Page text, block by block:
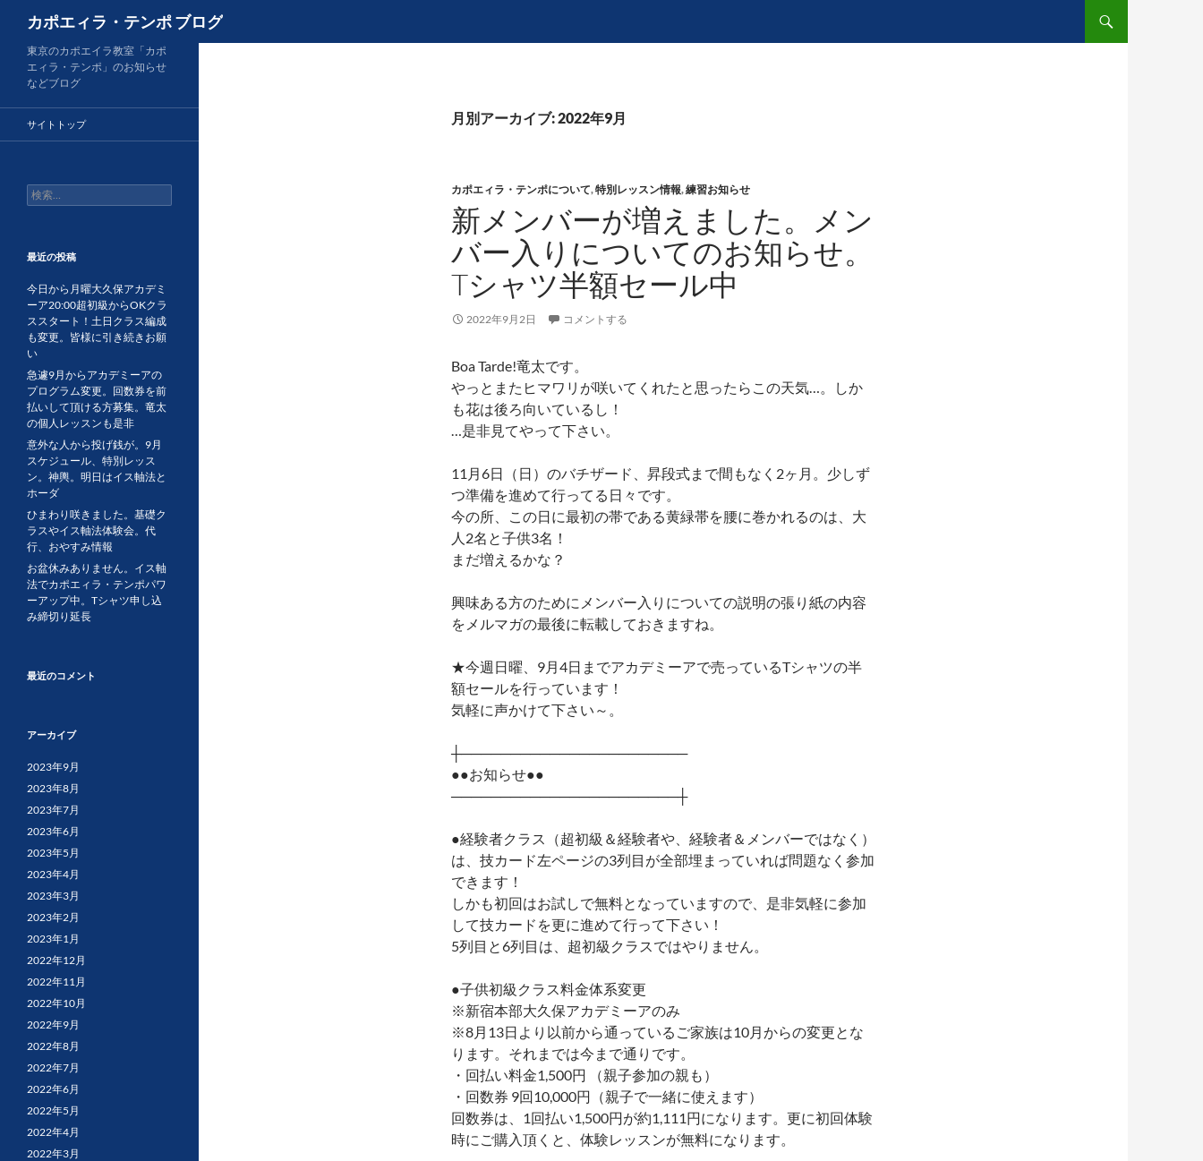
ツ
カポエィラ・テンポ ブログ
月別アーカイブ: 2022年9月
カポエィラ・テンポについて,特別レッスン情報,練習お知らせ
新メンバーが増えました。メン
バー入りについてのお知らせ。
Tシャツ半額セール中
2022年9月2日 コメントする
Boa Tarde!竜太です。
やっとまたヒマワリが咲いてくれたと思ったらこの天気…。しか
も花は後ろ向いているし！
…是非見てやって下さい。
11月6日（日）のバチザード、昇段式まで間もなく2ヶ月。少しず
つ準備を進めて行ってる日々です。
今の所、この日に最初の帯である黄緑帯を腰に巻かれるのは、大
人2名と子供3名！
まだ増えるかな？
興味ある方のためにメンバー入りについての説明の張り紙の内容
をメルマガの最後に転載しておきますね。
★今週日曜、9月4日までアカデミーアで売っているTシャツの半
額セールを行っています！
気軽に声かけて下さい～。
┼───────────────────────
●●お知らせ●●
───────────────────────┼
●経験者クラス（超初級＆経験者や、経験者＆メンバーではなく）
は、技カード左ページの3列目が全部埋まっていれば問題なく参加
できます！
しかも初回はお試しで無料となっていますので、是非気軽に参加
して技カードを更に進めて行って下さい！
5列目と6列目は、超初級クラスではやりません。
●子供初級クラス料金体系変更
※新宿本部大久保アカデミーアのみ
※8月13日より以前から通っているご家族は10月からの変更とな
ります。それまでは今まで通りです。
・回払い料金1,500円 （親子参加の親も）
・回数券 9回10,000円（親子で一緒に使えます）
回数券は、1回払い1,500円が約1,111円になります。更に初回体験
時にご購入頂くと、体験レッスンが無料になります。
東京のカポエイラ教室「カポ
エィラ・テンポ」のお知らせ
などブログ
サイトトップ
検
索:
最近の投稿
今日から月曜大久保アカデミ
ーア20:00超初級からOKクラ
ススタート！土日クラス編成
も変更。皆様に引き続きお願
い
急遽9月からアカデミーアの
プログラム変更。回数券を前
払いして頂ける方募集。竜太
の個人レッスンも是非
意外な人から投げ銭が。9月
スケジュール、特別レッス
ン。神輿。明日はイス軸法と
ホーダ
ひまわり咲きました。基礎ク
ラスやイス軸法体験会。代
行、おやすみ情報
お盆休みありません。イス軸
法でカポエィラ・テンポパワ
ーアップ中。Tシャツ申し込
み締切り延長
最近のコメント
アーカイブ
2023年9月
2023年8月
2023年7月
2023年6月
2023年5月
2023年4月
2023年3月
2023年2月
2023年1月
2022年12月
2022年11月
2022年10月
2022年9月
2022年8月
2022年7月
2022年6月
2022年5月
2022年4月
2022年3月